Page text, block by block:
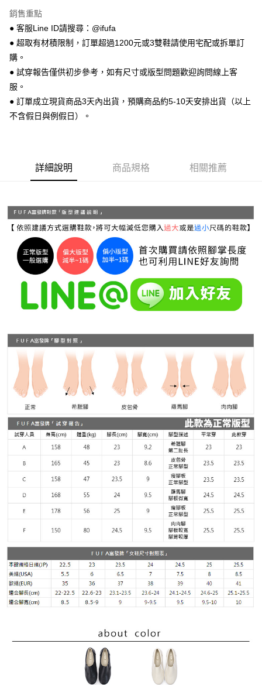
AFTEE先享後付
相關說明
【關於「AFTEE先享後付」】
AFTEE先享後付是「在收到商品之後才付款」的支付方式。 讓您購物簡單
１．簡單：不需註冊會員、不需綁卡、不需儲值。
２．便利：只要手機號碼，簡訊認證，即可結帳。
３．安心：先確認商品／服務後，再付款。
【「AFTEE先享後付」結帳流程】
ATM／網路銀行／等多元方式進行付款，方視為交易完成。
※ 請注意：結帳手續完成當下不需立刻繳費，但若您需要取消訂單，請聯絡
※ 交易是否成功請以「AFTEE先享後付 」之結帳頁面顯示為準，若有關於
是否繳費成功／繳費後需取消欲退款等相關疑問，請聯繫「AFTEE先享後付
客戶支援中心」https://netprotections.freshdesk.com/support/home
【注意事項】
１．透過由恩沛科技股份有限公司提供之「AFTEE先享後付」服務完成之交
易，需依本服務之必要範圍內提供個人資料，並將交易相關給付款項請求債
權轉讓予恩沛科技股份有限公司。
２．關於個人資料處理事宜，請瀏覽以下網址：
https://aftee.tw/terms/#terms3
任。
４．使用「AFTEE先享後付」時，將依據個別帳號之用戶狀況，依本公司即
時審查核予不同之上限額度；若仍有額度不足之情形，本公司將視審查結果
請求用戶進行身份認證。
５．嚴禁一人註冊多個帳號或使用他人資訊註冊。若發現惡意使用之情形，
恩沛科技股份有限公司將有權停止該用戶之使用額度並採取法律行動。
ATM付款
全家 取貨付款
每筆NT$70，滿NT$999(含以上)免運費
7-11 取貨付款
付款後 7-11取貨
每筆NT$70，滿NT$999(含以上)免運費
新竹物流宅配
每筆NT$90，滿NT$999(含以上)免運費
查看運費
銷售重點
● 客服Line ID請搜尋：@ifufa
● 超取有材積限制，訂單超過1200元或3雙鞋請使用宅配或拆單訂
購。
● 試穿報告僅供初步參考，如有尺寸或版型問題歡迎詢問線上客
服。
● 訂單成立現貨商品3天內出貨，預購商品約5-10天安排出貨（以上
不含假日與例假日）。
詳細說明 商品規格 相關推薦